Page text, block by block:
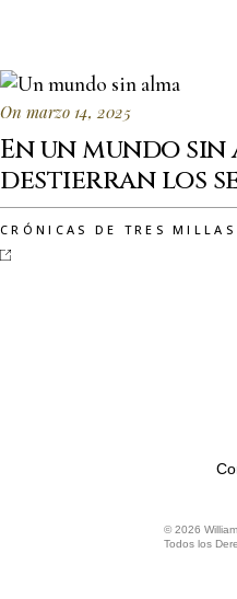
On marzo 14, 2025
En un mundo
destierran los
CRÓNICAS DE TRES MILLAS
© 2026
Todos los